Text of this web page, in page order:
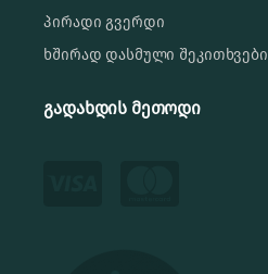
პირადი გვერდი
ხშირად დასმული შეკითხვები
გადახდის მეთოდი